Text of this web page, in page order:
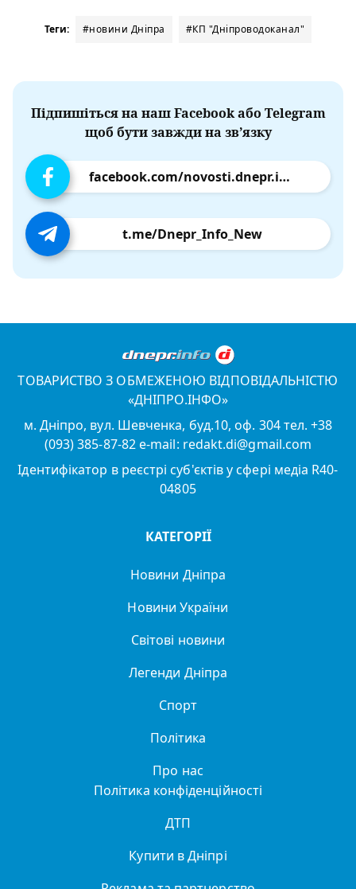
Теги: #новини Дніпра #КП "Дніпроводоканал"
Підпишіться на наш Facebook або Telegram
щоб бути завжди на зв’язку
facebook.com/novosti.dnepr.info
t.me/Dnepr_Info_New
ТОВАРИСТВО З ОБМЕЖЕНОЮ ВІДПОВІДАЛЬНІСТЮ
«ДНІПРО.ІНФО»
м. Дніпро, вул. Шевченка, буд.10, оф. 304 тел. +38
(093) 385-87-82 e-mail: redakt.di@gmail.com
Ідентифікатор в реєстрі суб'єктів у сфері медіа R40-
04805
КАТЕГОРІЇ
Новини Дніпра
Новини України
Світові новини
Легенди Дніпра
Спорт
Політика
Про нас
Політика конфіденційності
ДТП
Купити в Дніпрі